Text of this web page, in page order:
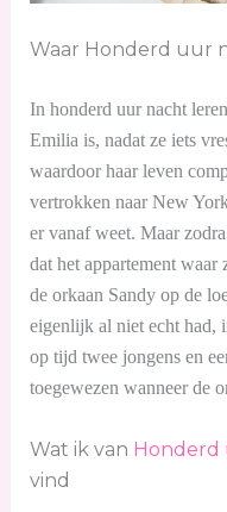
Waar Honderd uur
In honderd uur nacht
Emilia is, nadat ze iets
waardoor haar leven
vertrokken naar New
er vanaf weet. Maar
dat het appartement waar
de orkaan Sandy op de
eigenlijk al niet echt had,
op tijd twee jongens en
toegewezen wanneer de
Wat ik van Honderd
vind